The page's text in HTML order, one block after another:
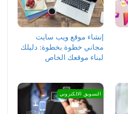
إنشاء موقع ويب سايت
مجاني خطوة بخطوة: دليلك
لبناء موقعك الخاص
التسويق الالكتروني